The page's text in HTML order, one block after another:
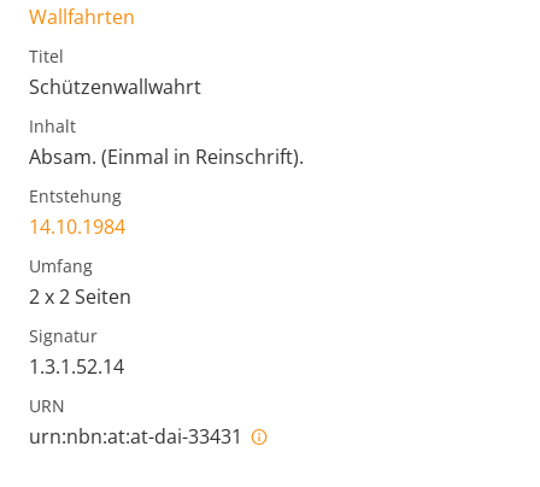
Wallfahrten
Titel
Schützenwallwahrt
Inhalt
Absam. (Einmal in Reinschrift).
Entstehung
14.10.1984
Umfang
2 x 2 Seiten
Signatur
1.3.1.52.14
URN
urn:nbn:at:at-dai-33431